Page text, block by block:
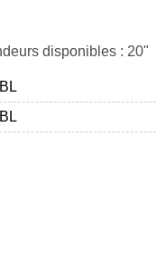
disponibles : 20"